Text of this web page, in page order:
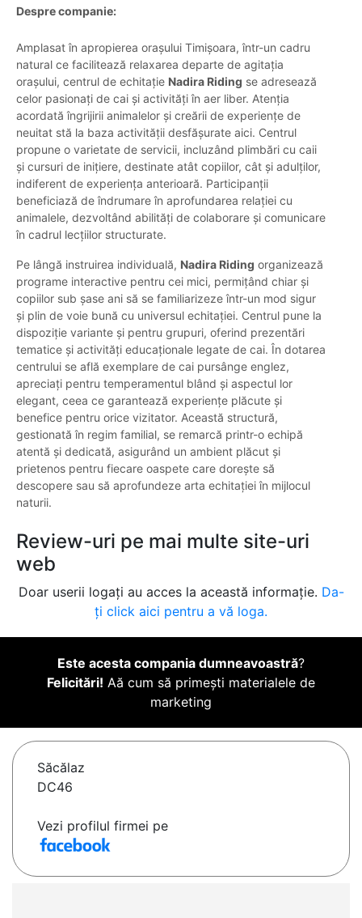
Despre companie:
Amplasat în apropierea orașului Timișoara, într-un cadru
natural ce facilitează relaxarea departe de agitația
orașului, centrul de echitație Nadira Riding se adresează
celor pasionați de cai și activități în aer liber. Atenția
acordată îngrijirii animalelor și creării de experiențe de
neuitat stă la baza activității desfășurate aici. Centrul
propune o varietate de servicii, incluzând plimbări cu caii
și cursuri de inițiere, destinate atât copiilor, cât și adulților,
indiferent de experiența anterioară. Participanții
beneficiază de îndrumare în aprofundarea relației cu
animalele, dezvoltând abilități de colaborare și comunicare
în cadrul lecțiilor structurate.
Pe lângă instruirea individuală, Nadira Riding organizează
programe interactive pentru cei mici, permițând chiar și
copiilor sub șase ani să se familiarizeze într-un mod sigur
și plin de voie bună cu universul echitației. Centrul pune la
dispoziție variante și pentru grupuri, oferind prezentări
tematice și activități educaționale legate de cai. În dotarea
centrului se află exemplare de cai pursânge englez,
apreciați pentru temperamentul blând și aspectul lor
elegant, ceea ce garantează experiențe plăcute și
benefice pentru orice vizitator. Această structură,
gestionată în regim familial, se remarcă printr-o echipă
atentă și dedicată, asigurând un ambient plăcut și
prietenos pentru fiecare oaspete care dorește să
descopere sau să aprofundeze arta echitației în mijlocul
naturii.
Review-uri pe mai multe site-uri
web
Doar userii logați au acces la această informație. Da-
ți click aici pentru a vă loga.
Este acesta compania dumneavoastră?
Felicitări! Aă cum să primești materialele de
marketing
Săcălaz
DC46
Vezi profilul firmei pe